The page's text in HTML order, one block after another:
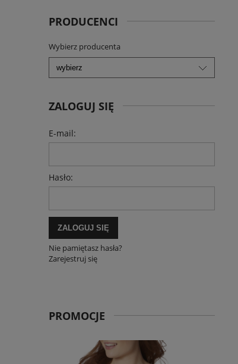
PRODUCENCI
Wybierz producenta
ZALOGUJ SIĘ
E-mail:
Hasło:
ZALOGUJ SIĘ
Nie pamiętasz hasła?
Zarejestruj się
PROMOCJE